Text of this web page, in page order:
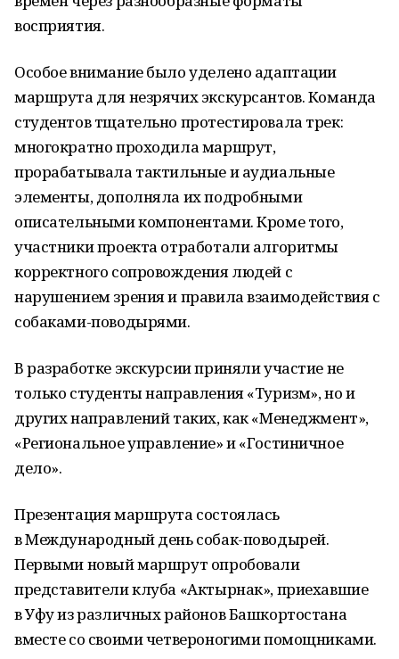
восприятия.
Особое внимание было уделено адаптации
маршрута для незрячих экскурсантов. Команда
студентов тщательно протестировала трек:
многократно проходила маршрут,
прорабатывала тактильные и аудиальные
элементы, дополняла их подробными
описательными компонентами. Кроме того,
участники проекта отработали алгоритмы
корректного сопровождения людей с
нарушением зрения и правила взаимодействия с
собаками-поводырями.
В разработке экскурсии приняли участие не
только студенты направления «Туризм», но и
других направлений таких, как «Менеджмент»,
«Региональное управление» и «Гостиничное
дело».
Презентация маршрута состоялась
в Международный день собак-поводырей.
Первыми новый маршрут опробовали
представители клуба «Актырнак», приехавшие
в Уфу из различных районов Башкортостана
вместе со своими четвероногими помощниками.